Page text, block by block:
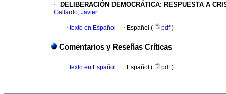
· DELIBERACIÓN DEMOCRÁTICA: RESPUESTA A
Gallardo, Javier
· texto en Español · Español ( pdf)
Comentarios y Reseñas Críticas
· texto en Español · Español ( pdf)